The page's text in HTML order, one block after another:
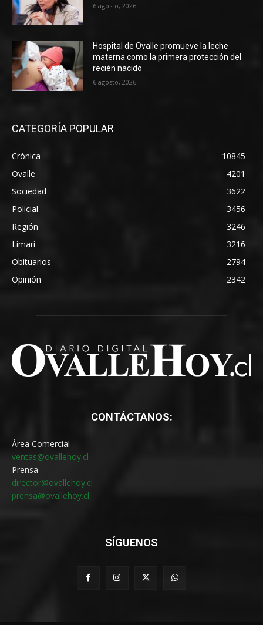
6 agosto, 2026
Hospital de Ovalle promueve la leche
materna como la primera protección del
recién nacido
6 agosto, 2026
CATEGORÍA POPULAR
Crónica
10845
Ovalle
4201
Sociedad
3622
Policial
3456
Región
3246
Limarí
3216
Obituarios
2794
Opinión
2342
CONTÁCTANOS:
Área Comercial
ventas@ovallehoy.cl
Prensa
director@ovallehoy.cl
prensa@ovallehoy.cl
SÍGUENOS